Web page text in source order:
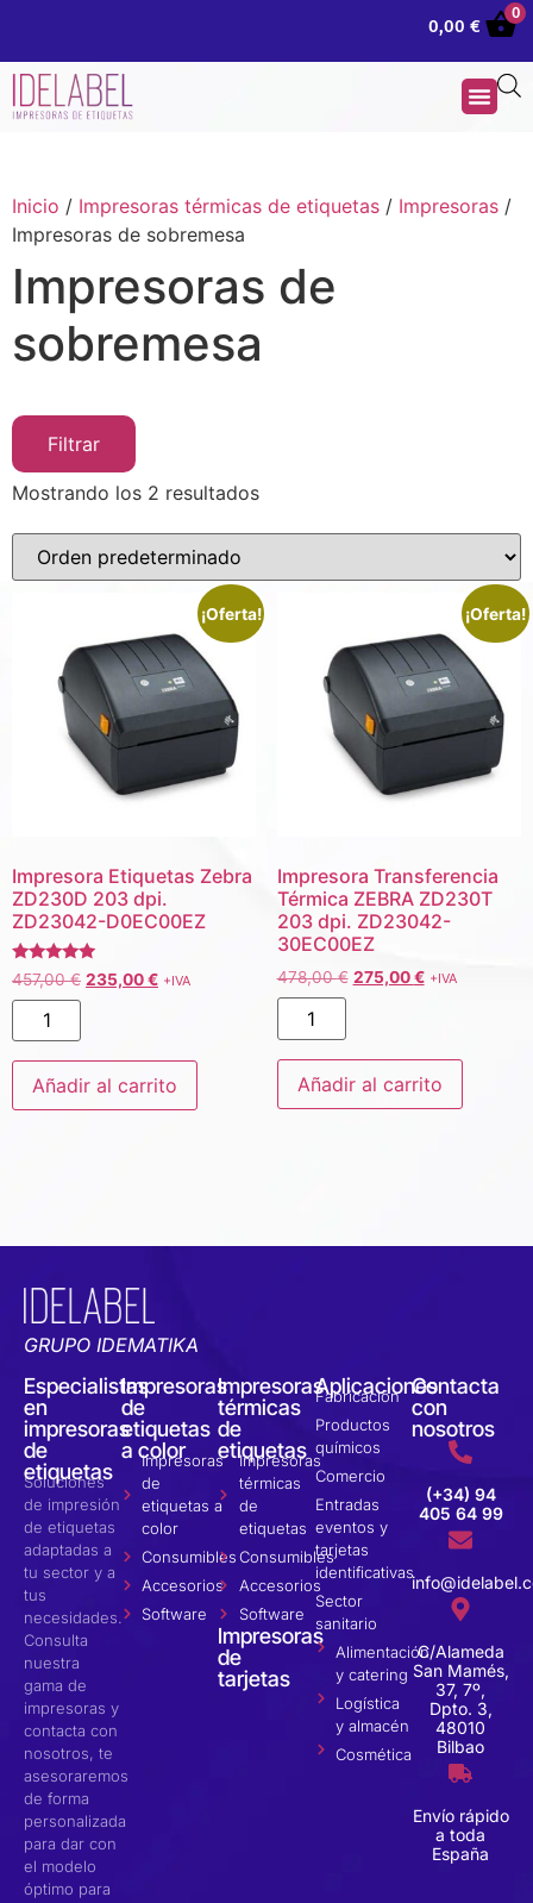
0,00 €
0
Inicio / Impresoras térmicas de etiquetas / Impresoras /
Impresoras de sobremesa
Impresoras de
sobremesa
Filtrar
Mostrando los 2 resultados
¡Oferta!
Impresora Etiquetas Zebra
ZD230D 203 dpi.
ZD23042-D0EC00EZ
Valorado
con
5.00
457,00€ 235,00€ +IVA
Añadir al carrito
¡Oferta!
Impresora Transferencia
Térmica ZEBRA ZD230T
203 dpi. ZD23042-
30EC00EZ
478,00€ 275,00€ +IVA
Añadir al carrito
GRUPO IDEMATIKA
Especialistas
en
impresoras
de
etiquetas
Soluciones
de impresión
de etiquetas
adaptadas a
tu sector y a
tus
necesidades.
Consulta
nuestra
gama de
impresoras y
contacta con
nosotros, te
asesoraremos
de forma
personalizada
para dar con
el modelo
óptimo para
Impresoras
de
etiquetas
a color
Impresoras
de
etiquetas a
color
Consumibles
Accesorios
Software
Impresoras
térmicas
de
etiquetas
Impresoras
térmicas
de
etiquetas
Consumibles
Accesorios
Software
Impresoras
de
tarjetas
Aplicaciones
Fabricación
Productos
químicos
Comercio
Entradas
eventos y
tarjetas
identificativas
Sector
sanitario
Alimentación
y catering
Logística
y almacén
Cosmética
Contacta
con
nosotros
(+34) 94
405 64 99
C/Alameda
San Mamés,
37, 7º,
Dpto. 3,
48010
Bilbao
Envío rápido
a toda
España